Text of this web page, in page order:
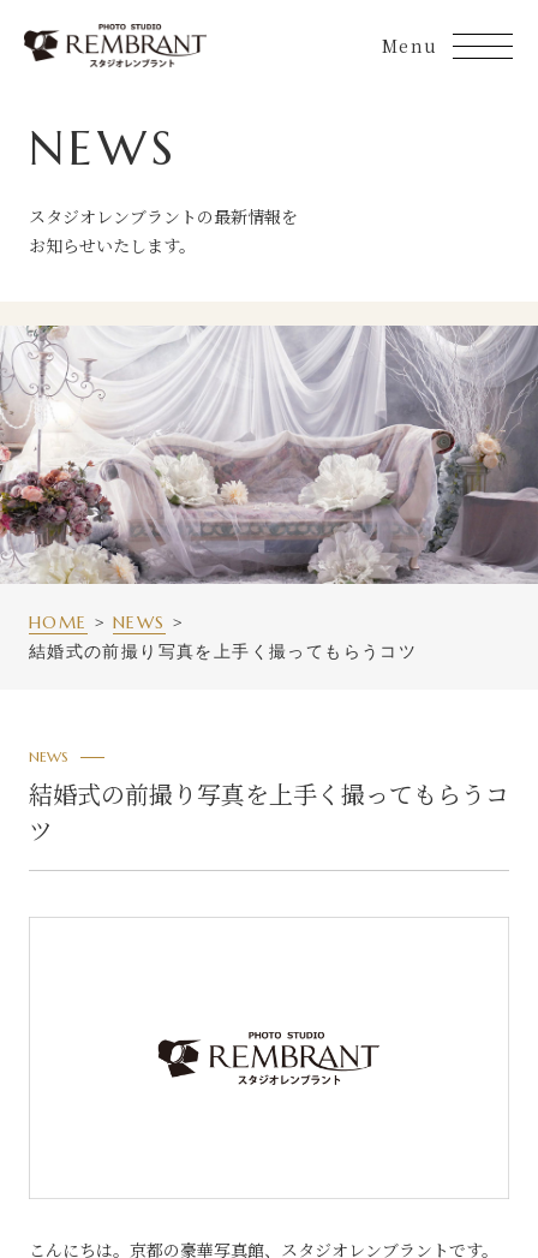
NEWS
スタジオレンブラントの最新情報を
お知らせいたします。
HOME
NEWS
結婚式の前撮り写真を上手く撮ってもらうコツ
NEWS
結婚式の前撮り写真を上手く撮ってもらうコ
ツ
こんにちは。京都の豪華写真館、スタジオレンブラントです。